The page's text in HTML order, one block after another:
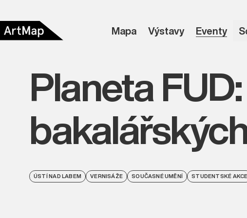
Mapa Výstavy Eventy
Planeta
ÚSTÍ NAD LABEM VERNISÁŽE SOUČASNÉ UMĚNÍ STUDENTSKÉ AKCE